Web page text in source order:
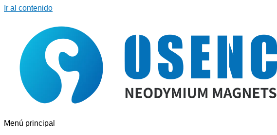
Ir al contenido
Menú principal